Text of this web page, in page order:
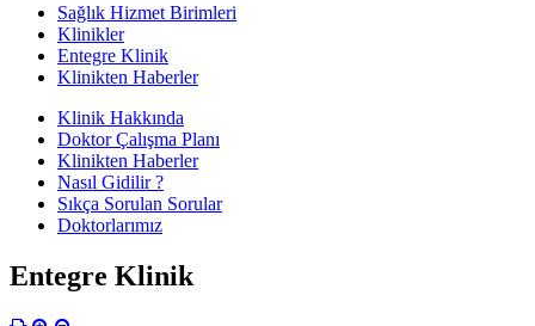
Sağlık Hizmet Birimleri
Klinikler
Entegre Klinik
Klinikten Haberler
Klinik Hakkında
Doktor Çalışma Planı
Klinikten Haberler
Nasıl Gidilir ?
Sıkça Sorulan Sorular
Doktorlarımız
Entegre Klinik